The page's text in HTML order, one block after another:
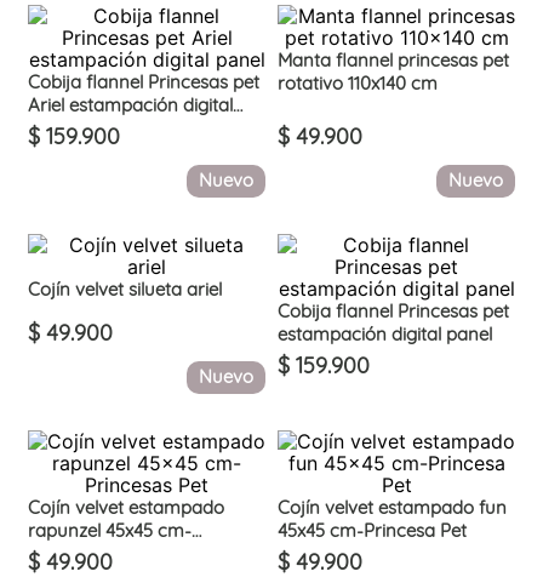
Cobija flannel Princesas pet
Ariel estampación digital
panel
$ 159.900
Nuevo
Manta flannel princesas pet
rotativo 110x140 cm
$ 49.900
Nuevo
Cojín velvet silueta ariel
$ 49.900
Nuevo
Cobija flannel Princesas pet
estampación digital panel
$ 159.900
Cojín velvet estampado
rapunzel 45x45 cm-
Princesas Pet
$ 49.900
Cojín velvet estampado fun
45x45 cm-Princesa Pet
$ 49.900